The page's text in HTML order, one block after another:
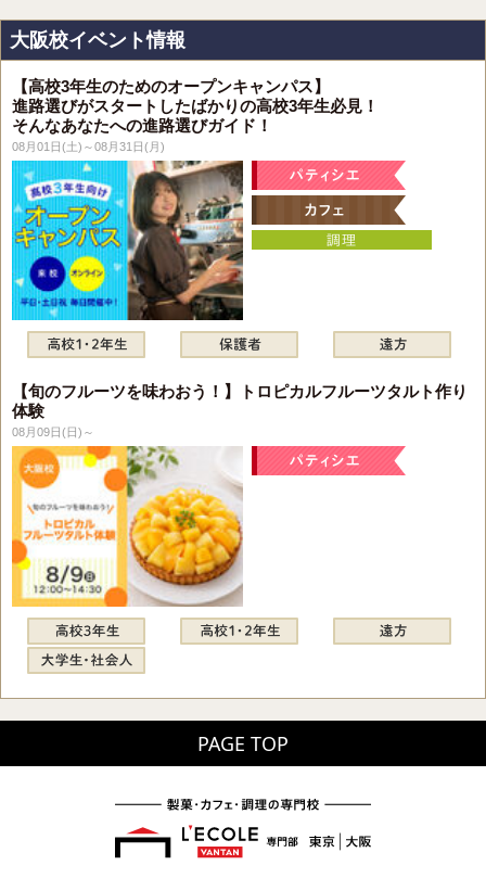
大阪校イベント情報
【高校3年生のためのオープンキャンパス】
進路選びがスタートしたばかりの高校3年生必見！
そんなあなたへの進路選びガイド！
08月01日(土)～08月31日(月)
【旬のフルーツを味わおう！】トロピカルフルーツタルト作り
体験
08月09日(日)～
PAGE TOP